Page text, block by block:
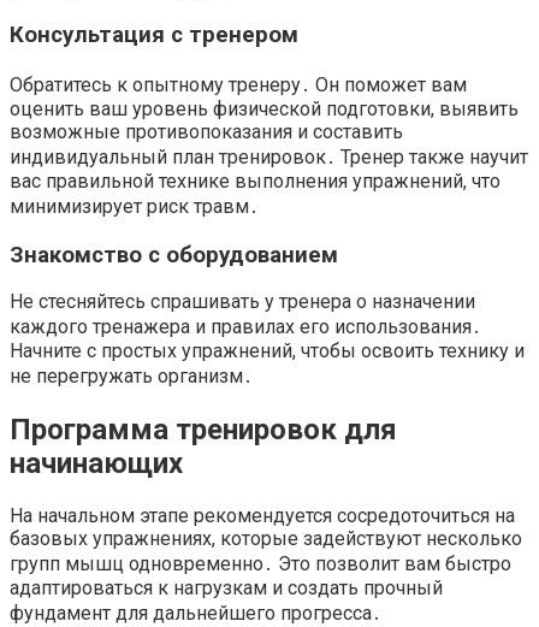
Консультация с тренером
Обратитесь к опытному тренеру․ Он поможет вам
оценить ваш уровень физической подготовки, выявить
возможные противопоказания и составить
индивидуальный план тренировок․ Тренер также научит
вас правильной технике выполнения упражнений, что
минимизирует риск травм․
Знакомство с оборудованием
Не стесняйтесь спрашивать у тренера о назначении
каждого тренажера и правилах его использования․
Начните с простых упражнений, чтобы освоить технику и
не перегружать организм․
Программа тренировок для
начинающих
На начальном этапе рекомендуется сосредоточиться на
базовых упражнениях, которые задействуют несколько
групп мышц одновременно․ Это позволит вам быстро
адаптироваться к нагрузкам и создать прочный
фундамент для дальнейшего прогресса․